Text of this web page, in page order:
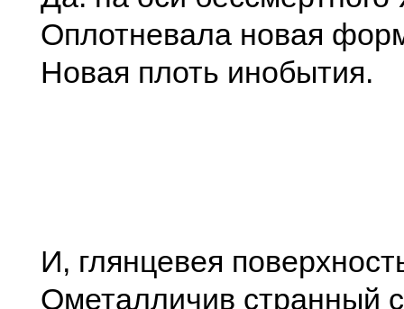
Оплотневала новая
Новая плоть инобытия.
И, глянцевея
Ометалличив странный